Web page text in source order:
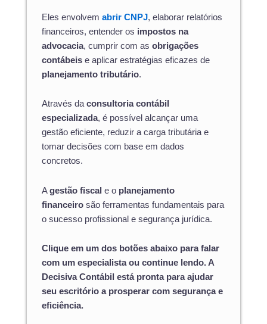
Eles envolvem abrir CNPJ, elaborar relatórios
financeiros, entender os impostos na
advocacia, cumprir com as obrigações
contábeis e aplicar estratégias eficazes de
planejamento tributário.
Através daconsultoria contábil
especializada, é possível alcançar uma
gestão eficiente, reduzir a carga tributária e
tomar decisões com base em dados
concretos.
Agestão fiscal e o planejamento
financeiro são ferramentas fundamentais para
o sucesso profissional e segurança jurídica.
Clique em um dos botões abaixo para falar
com um especialista ou continue lendo. A
Decisiva Contábil está pronta para ajudar
seu escritório a prosperar com segurança e
eficiência.